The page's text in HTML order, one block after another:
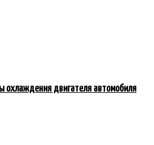
охлаждения двигателя автомобиля